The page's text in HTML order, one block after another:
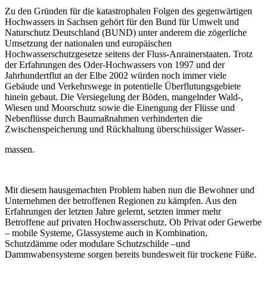
Zu den Gründen für die katastrophalen Folgen des gegenwärtigen
Hochwassers in Sachsen gehört für den Bund für Umwelt und
Naturschutz Deutschland (BUND) unter anderem die zögerliche
Umsetzung der nationalen und europäischen
Hochwasserschutzgesetze seitens der Fluss-Anrainerstaaten. Trotz
der Erfahrungen des Oder-Hochwassers von 1997 und der
Jahrhundertflut an der Elbe 2002 würden noch immer viele
Gebäude und Verkehrswege in potentielle Überflutungsgebiete
hinein gebaut. Die Versiegelung der Böden, mangelnder Wald-,
Wiesen und Moorschutz sowie die Einengung der Flüsse und
Nebenflüsse durch Baumaßnahmen verhinderten die
Zwischenspeicherung und Rückhaltung überschüssiger Wasser-
massen.
Mit diesem hausgemachten Problem haben nun die Bewohner und
Unternehmen der betroffenen Regionen zu kämpfen. Aus den
Erfahrungen der letzten Jahre gelernt, setzten immer mehr
Betroffene auf privaten Hochwasserschutz. Ob Privat oder Gewerbe
– mobile Systeme, Glassysteme auch in Kombination,
Schutzdämme oder modulare Schutzschilde –und
Dammwabensysteme sorgen bereits bundesweit für trockene Füße.